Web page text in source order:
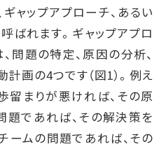
ャップアプローチ、あるい
ばれます。ギャップアプロ
問題の特定、原因の分析、
画の4つです（図1）。例え
留まりが悪ければ、その原
題であれば、その解決策を
ームの問題であれば、その